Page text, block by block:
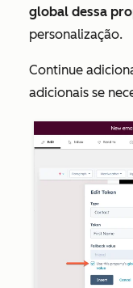
global dessa
personalização.
Continue
adicionais se